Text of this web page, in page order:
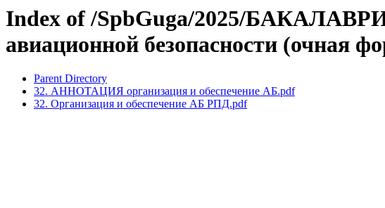
Index of /SpbGuga/2025/
авиационной безопасности (очная
Parent Directory
32. АННОТАЦИЯ организация и обеспечение АБ.pdf
32. Организация и обеспечение АБ РПД.pdf